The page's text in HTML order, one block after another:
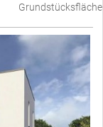
Grundstücksfläche